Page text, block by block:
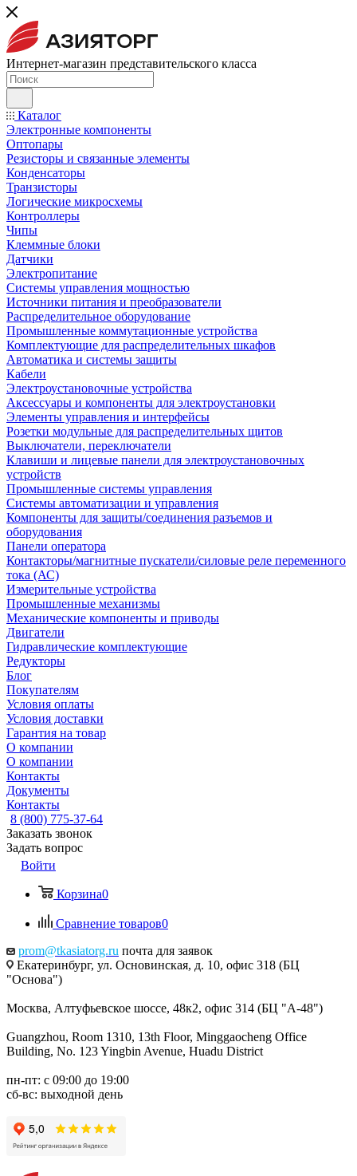
Интернет-магазин представительского класса
Каталог
Электронные компоненты
Оптопары
Резисторы и связанные элементы
Конденсаторы
Транзисторы
Логические микросхемы
Контроллеры
Чипы
Клеммные блоки
Датчики
Электропитание
Системы управления мощностью
Источники питания и преобразователи
Распределительное оборудование
Промышленные коммутационные устройства
Комплектующие для распределительных шкафов
Автоматика и системы защиты
Кабели
Электроустановочные устройства
Аксессуары и компоненты для электроустановки
Элементы управления и интерфейсы
Розетки модульные для распределительных щитов
Выключатели, переключатели
Клавиши и лицевые панели для электроустановочных
устройств
Промышленные системы управления
Системы автоматизации и управления
Компоненты для защиты/соединения разъемов и
оборудования
Панели оператора
Контакторы/магнитные пускатели/силовые реле переменного
тока (АС)
Измерительные устройства
Промышленные механизмы
Механические компоненты и приводы
Двигатели
Гидравлические комплектующие
Редукторы
Блог
Покупателям
Условия оплаты
Условия доставки
Гарантия на товар
О компании
О компании
Контакты
Документы
Контакты
8 (800) 775-37-64
Заказать звонок
Задать вопрос
Войти
Корзина0
Сравнение товаров0
prom@tkasiatorg.ru почта для заявок
Екатеринбург, ул. Основинская, д. 10, офис 318 (БЦ
"Основа")
Москва, Алтуфьевское шоссе, 48к2, офис 314 (БЦ "А-48")
Guangzhou, Room 1310, 13th Floor, Minggaocheng Office
Building, No. 123 Yingbin Avenue, Huadu District
пн-пт: с 09:00 до 19:00
сб-вс: выходной день